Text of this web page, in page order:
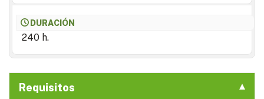
DURACIÓN
240 h.
Requisitos